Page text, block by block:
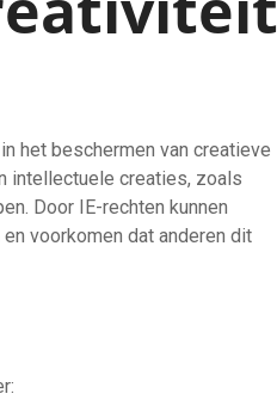
het beschermen van creatieve
intellectuele creaties, zoals
Door IE-rechten kunnen
voorkomen dat anderen dit